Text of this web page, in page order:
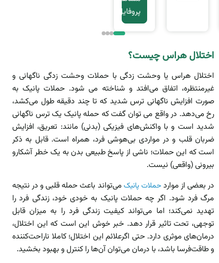
اختلال هراس چیست؟
اختلال هراس یا وحشت زدگی با حملات وحشت زدگی ناگهانی و
غیر‌منتظره، اتفاق می‌افتد و شناخته می شود. حملات پانیک به
صورت افزایش ناگهانی ترس شدید که تا چند دقیقه طول می‌کشد،
رخ می‌دهد. در واقع می توان گفت که حمله پانیک یک ترس ناگهانی
شدید است و با واکنش‌های فیزیکی (بدنی) مانند: تعریق، افزایش
ضربان قلب و در مواردی بی‌هوشی فرد، همراه است. قابل به ذکر
است که این حملات؛ ناشی از پاسخ طبیعی بدن به یک خطر آشکارو
بیرونی (واقعی) نیست.
در بعضی از مواردحملات پانیک می‌تواند باعث حمله قلبی و در نتیجه
مرگ فرد شود. اگر چه حملات پانیک به خودی خود، زندگی فرد را
تهدید نمی‌کند؛ اما می‌تواند کیفیت زندگی فرد را به میزان قابل
توجهی، تحت تاثیر قرار دهد. خبر خوش این است که این اختلال،
درمان‌های موثری دارد. حتی اگرعلائم این اختلال؛ کاملا ناراحت‌کننده
و طاقت‌فرسا باشد، با درمان می‌توان آن‌ها را کنترل و بهبود بخشید.